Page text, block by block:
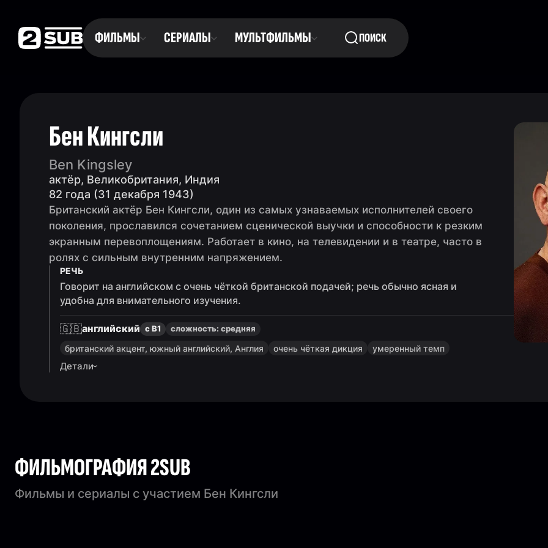
ФИЛЬМЫ СЕРИАЛЫ МУЛЬТФИЛЬМЫ ПОИСК
Бен Кингсли
Ben Kingsley
актёр, Великобритания, Индия
82 года (31 декабря 1943)
Британский актёр Бен Кингсли, один из самых узнаваемых исполнителей своего
поколения, прославился сочетанием сценической выучки и способности к резким
экранным перевоплощениям. Работает в кино, на телевидении и в театре, часто в
ролях с сильным внутренним напряжением.
РЕЧЬ
Говорит на английском с очень чёткой британской подачей; речь обычно ясная и
удобна для внимательного изучения.
🇬🇧английский с B1 сложность: средняя
британский акцент, южный английский, Англия очень чёткая дикция умеренный темп
Детали
ФИЛЬМОГРАФИЯ 2SUB
Фильмы и сериалы с участием Бен Кингсли